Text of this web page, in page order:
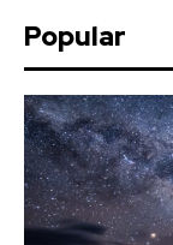
Popular